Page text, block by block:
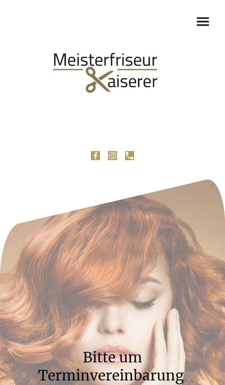
Bitte um
Terminvereinbarung